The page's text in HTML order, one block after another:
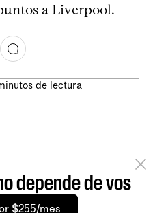
a Liverpool.
de lectura
depende de vos
$255/mes